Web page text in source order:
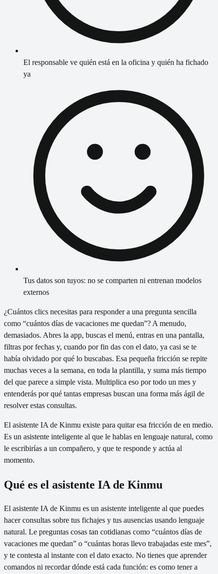
El responsable ve quién está en la oficina y quién ha fichado
ya
Tus datos son tuyos: no se comparten ni entrenan modelos
externos
¿Cuántos clics necesitas para responder a una pregunta sencilla
como “cuántos días de vacaciones me quedan”? A menudo,
demasiados. Abres la app, buscas el menú, entras en una pantalla,
filtras por fechas y, cuando por fin das con el dato, ya casi se te
había olvidado por qué lo buscabas. Esa pequeña fricción se repite
muchas veces a la semana, en toda la plantilla, y suma más tiempo
del que parece a simple vista. Multiplica eso por todo un mes y
entenderás por qué tantas empresas buscan una forma más ágil de
resolver estas consultas.
El asistente IA de Kinmu existe para quitar esa fricción de en medio.
Es un asistente inteligente al que le hablas en lenguaje natural, como
le escribirías a un compañero, y que te responde y actúa al
momento.
Qué es el asistente IA de Kinmu
El asistente IA de Kinmu es un asistente inteligente al que puedes
hacer consultas sobre tus fichajes y tus ausencias usando lenguaje
natural. Le preguntas cosas tan cotidianas como “cuántos días de
vacaciones me quedan” o “cuántas horas llevo trabajadas este mes”,
y te contesta al instante con el dato exacto. No tienes que aprender
comandos ni recordar dónde está cada función: es como tener a